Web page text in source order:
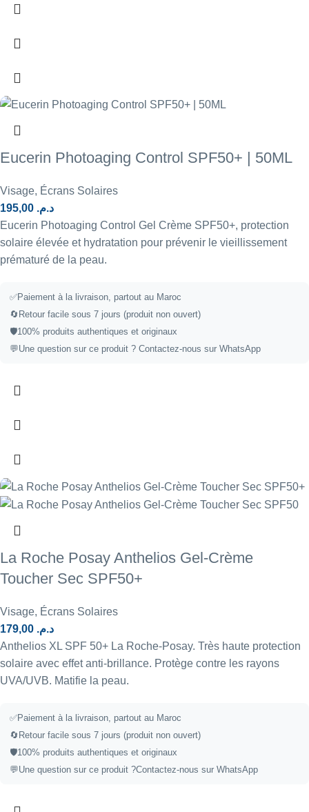
Eucerin Photoaging Control SPF50+ | 50ML
Visage, Écrans Solaires
د.م.
Eucerin Photoaging Control Gel Crème SPF50+, protection
solaire élevée et hydratation pour prévenir le vieillissement
prématuré de la peau.
✅Paiement à la livraison, partout au Maroc
🔄 Retour facile sous 7 jours (produit non ouvert)
🛡️100% produits authentiques et originaux
💬Une question sur ce produit ? Contactez-nous sur WhatsApp
La Roche Posay Anthelios Gel-Crème
Toucher Sec SPF50+
Visage, Écrans Solaires
د.م.
Anthelios XL SPF 50+ La Roche-Posay. Très haute protection
solaire avec effet anti-brillance. Protège contre les rayons
UVA/UVB. Matifie la peau.
✅Paiement à la livraison, partout au Maroc
🔄Retour facile sous 7 jours (produit non ouvert)
🛡️100% produits authentiques et originaux
💬Une question sur ce produit ?Contactez-nous sur WhatsApp